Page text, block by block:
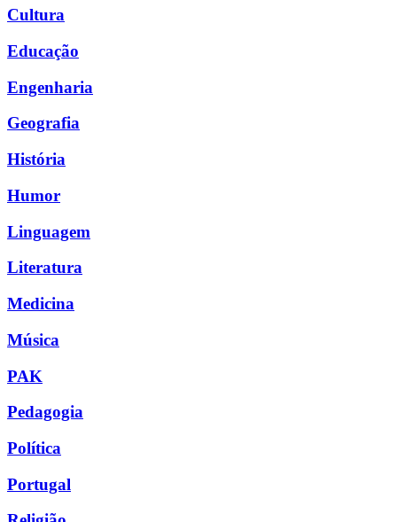
Cultura
Educação
Engenharia
Geografia
História
Humor
Linguagem
Literatura
Medicina
Música
PAK
Pedagogia
Política
Portugal